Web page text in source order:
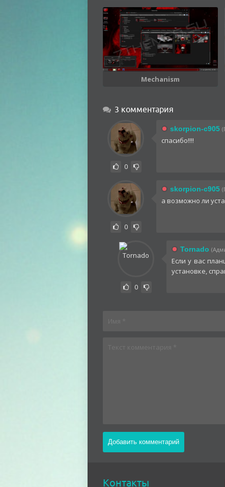
Mechanism
3 комментария
0
skorpion-c905
спасибо!!!!
0
skorpion-c905
а возможно ли
0
Tornado
Если у вас
установке,
Контакты